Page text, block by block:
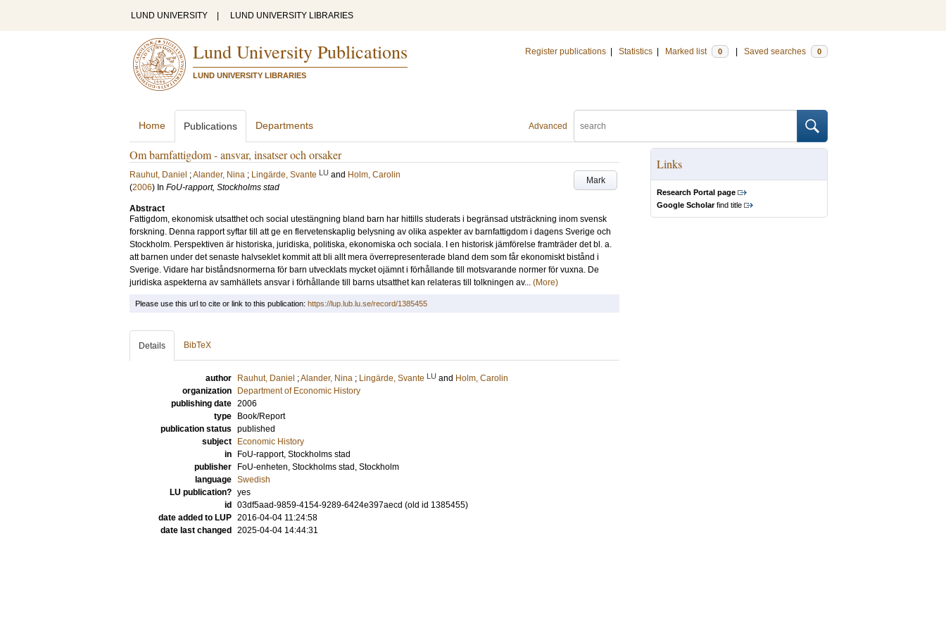
LUND UNIVERSITY LUND UNIVERSITY LIBRARIES
Lund University Publications
LUND UNIVERSITY LIBRARIES
Register publications Statistics Marked list 0 Saved searches 0
Advanced
Home Publications Departments
Om barnfattigdom - ansvar, insatser och orsaker
Mark
Rauhut, Daniel ;Alander, Nina ; Lingärde, Svante LU and Holm, Carolin
(2006) In FoU-rapport, Stockholms stad
Abstract
Fattigdom, ekonomisk utsatthet och social utestängning bland barn har hittills studerats i begränsad utsträckning inom svensk
forskning. Denna rapport syftar till att ge en flervetenskaplig belysning av olika aspekter av barnfattigdom i dagens Sverige och
Stockholm. Perspektiven är historiska, juridiska, politiska, ekonomiska och sociala. I en historisk jämförelse framträder det bl. a.
att barnen under det senaste halvseklet kommit att bli allt mera överrepresenterade bland dem som får ekonomiskt bistånd i
Sverige. Vidare har biståndsnormerna för barn utvecklats mycket ojämnt i förhållande till motsvarande normer för vuxna. De
juridiska aspekterna av samhällets ansvar i förhållande till barns utsatthet kan relateras till tolkningen av... (More)
Links
Research Portal page
Google Scholarfind title
Please use this url to cite or link to this publication: https://lup.lub.lu.se/record/1385455
Details BibTeX
author Rauhut, Daniel ;Alander, Nina ; Lingärde, Svante LU and Holm, Carolin
organization
Department of Economic History
publishing date 2006
type
Book/Report
publication status published
subject
Economic History
in
FoU-rapport, Stockholms stad
publisher
FoU-enheten, Stockholms stad, Stockholm
language Swedish
LU publication? yes
id
03df5aad-9859-4154-9289-6424e397aecd (old id 1385455)
date added to LUP 2016-04-04 11:24:58
date last changed
2025-04-04 14:44:31